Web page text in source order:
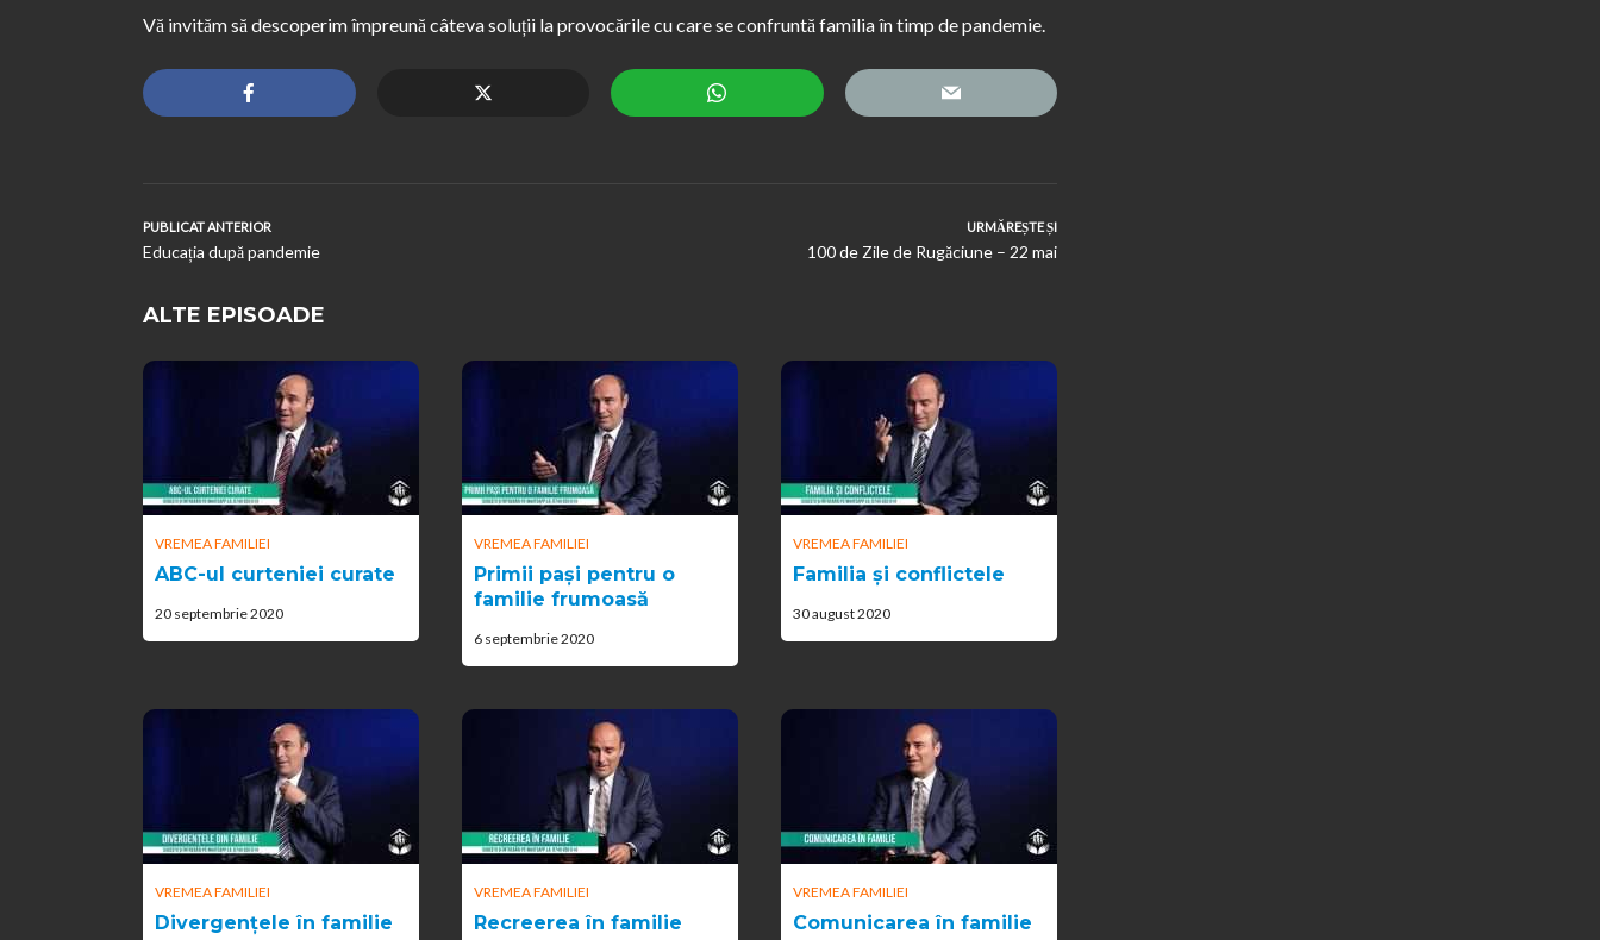
Vă invităm să descoperim împreună câteva soluții la provocările cu care se confruntă familia în timp de pandemie.
PUBLICAT ANTERIOR
Educația după pandemie
URMĂREȘTE ȘI
100 de Zile de Rugăciune – 22 mai
ALTE EPISOADE
VREMEA FAMILIEI
ABC-ul curteniei curate
20 septembrie 2020
VREMEA FAMILIEI
Primii pași pentru o
familie frumoasă
6 septembrie 2020
VREMEA FAMILIEI
Familia și conflictele
30 august 2020
VREMEA FAMILIEI
Divergențele în familie
VREMEA FAMILIEI
Recreerea în familie
VREMEA FAMILIEI
Comunicarea în familie